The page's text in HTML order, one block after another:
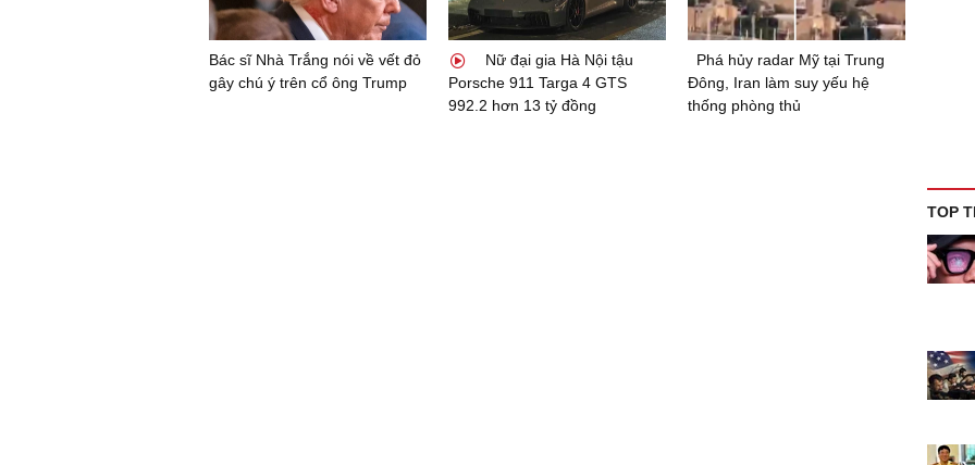
Bác sĩ Nhà Trắng nói về vết đỏ
gây chú ý trên cổ ông Trump
Nữ đại gia Hà Nội tậu
Porsche 911 Targa 4 GTS
992.2 hơn 13 tỷ đồng
Phá hủy radar Mỹ tại Trung
Đông, Iran làm suy yếu hệ
thống phòng thủ
TOP